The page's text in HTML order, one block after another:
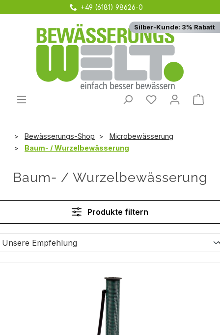
Zum Hauptinhalt springen
Du hast 0
+49 (6181) 98626-0
Silber-Kunde: 3% Rabatt
Bewässerungs-Shop
Microbewässerung
Baum- / Wurzelbewässerung
Baum- / Wurzelbewässerung
Produkte filtern